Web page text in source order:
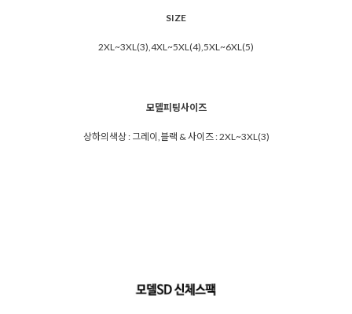
SIZE
2XL~3XL(3),4XL~5XL(4),5XL~6XL(5)
모델피팅사이즈
상하의색상 : 그레이,블랙 & 사이즈 : 2XL~3XL(3)